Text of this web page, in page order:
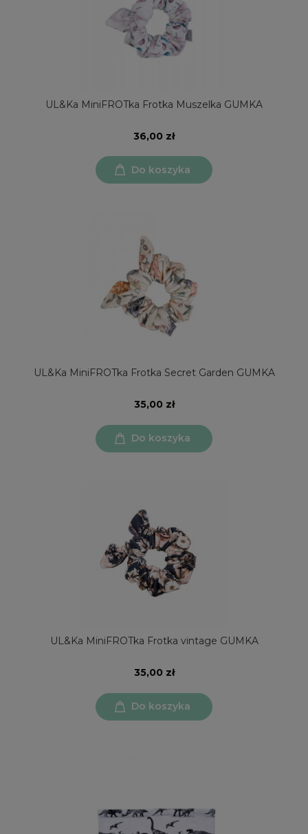
UL&Ka MiniFROTka Frotka Muszelka GUMKA
36,00 zł
Do koszyka
UL&Ka MiniFROTka Frotka Secret Garden GUMKA
35,00 zł
Do koszyka
UL&Ka MiniFROTka Frotka vintage GUMKA
35,00 zł
Do koszyka